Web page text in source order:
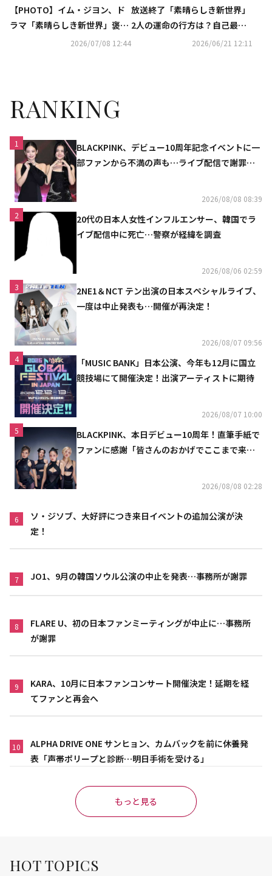
【PHOTO】イム・ジヨン、ド
ラマ「素晴らしき新世界」褒賞
休暇のためベトナムへ出国
2026/07/08 12:44
放送終了「素晴らしき新世界」
2人の運命の行方は？自己最高
視聴率で有終の美【ネタバレあ
2026/06/21 12:11
RANKING
1
BLACKPINK、デビュー10周年記念イベントに一
部ファンから不満の声も…ライブ配信で謝罪
2026/08/08 08:39
2
20代の日本人女性インフルエンサー、韓国でラ
イブ配信中に死亡…警察が経緯を調査
2026/08/06 02:59
3
2NE1＆NCT テン出演の日本スペシャルライブ、
一度は中止発表も…開催が再決定！
2026/08/07 09:56
4
「MUSIC BANK」日本公演、今年も12月に国立
競技場にて開催決定！出演アーティストに期待
2026/08/07 10:00
5
BLACKPINK、本日デビュー10周年！直筆手紙で
ファンに感謝「皆さんのおかげでここまで来ら
2026/08/08 02:28
6
ソ・ジソブ、大好評につき来日イベントの追加公演が決
定！
7 JO1、9月の韓国ソウル公演の中止を発表…事務所が謝罪
8
FLARE U、初の日本ファンミーティングが中止に…事務所
が謝罪
9
KARA、10月に日本ファンコンサート開催決定！延期を経
てファンと再会へ
10
ALPHA DRIVE ONE サンヒョン、カムバックを前に休養発
表「声帯ポリープと診断…明日手術を受ける」
もっと見る
HOT TOPICS